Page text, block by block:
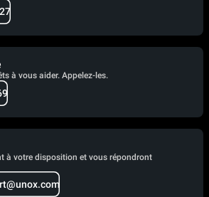
à vous aider. Appelez-les.
à votre disposition et vous répondront